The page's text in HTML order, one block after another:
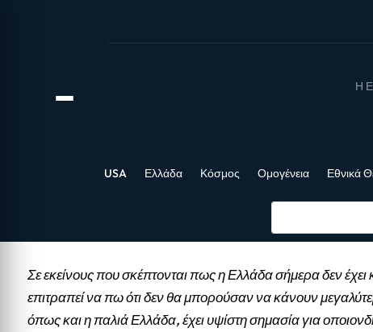
Η
USA Ελλάδα Κόσμος Ομογένεια Εθνικά
Σε εκείνους που σκέπτονται πως η Ελλάδα σήμερα δεν
επιτραπεί να πω ότι δεν θα μπορούσαν να κάνουν
όπως και η παλιά Ελλάδα, έχει υψίστη σημασία για